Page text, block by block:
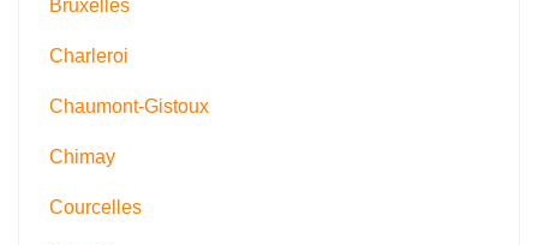
Bruxelles
Charleroi
Chaumont-Gistoux
Chimay
Courcelles